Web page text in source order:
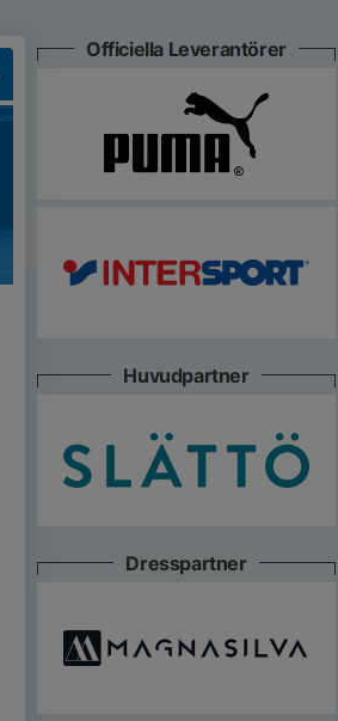
Officiella Leverantörer
Huvudpartner
Dresspartner